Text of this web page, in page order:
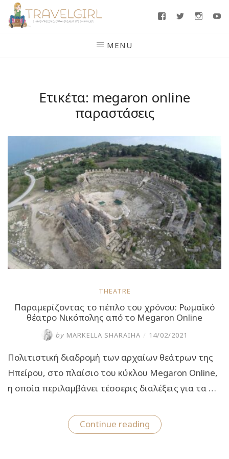
Skip
FacebookTwitter
MENU
Ετικέτα: megaron online
παραστάσεις
THEATRE
Παραμερίζοντας το πέπλο του χρόνου: Ρωμαϊκό
θέατρο Νικόπολης από το Megaron Online
by MARKELLA SHARAIHA / 14/02/2021
Πολιτιστική διαδρομή των αρχαίων θεάτρων της
Ηπείρου, στο πλαίσιο του κύκλου Megaron Online,
η οποία περιλαμβάνει τέσσερις διαλέξεις για τα …
Continue reading“Παραμερίζοντας
το